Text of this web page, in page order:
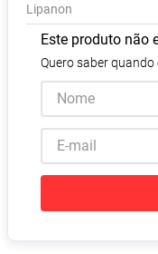
Lipanon
Este produto não
Quero saber quando
8º Absorvente
9º Vitamina D
10º Lavitan